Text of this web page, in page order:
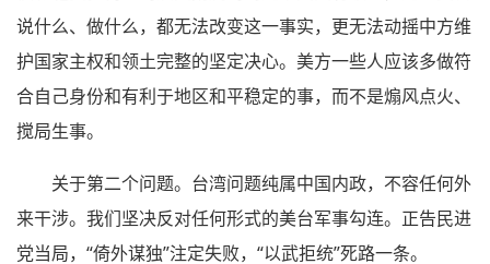
说什么、做什么，都无法改变这一事实，更无法动摇中方维
护国家主权和领土完整的坚定决心。美方一些人应该多做符
合自己身份和有利于地区和平稳定的事，而不是煽风点火、
搅局生事。
关于第二个问题。台湾问题纯属中国内政，不容任何外
来干涉。我们坚决反对任何形式的美台军事勾连。正告民进
党当局，“倚外谋独”注定失败，“以武拒统”死路一条。